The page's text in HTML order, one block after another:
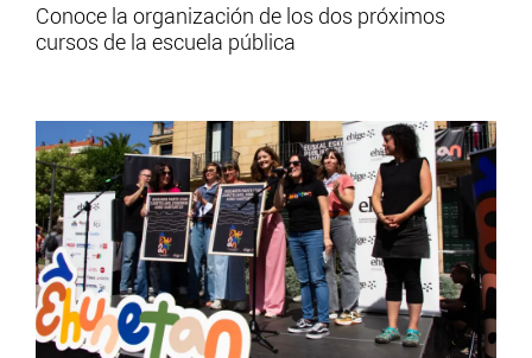
Conoce la organización de los dos próximos
cursos de la escuela pública